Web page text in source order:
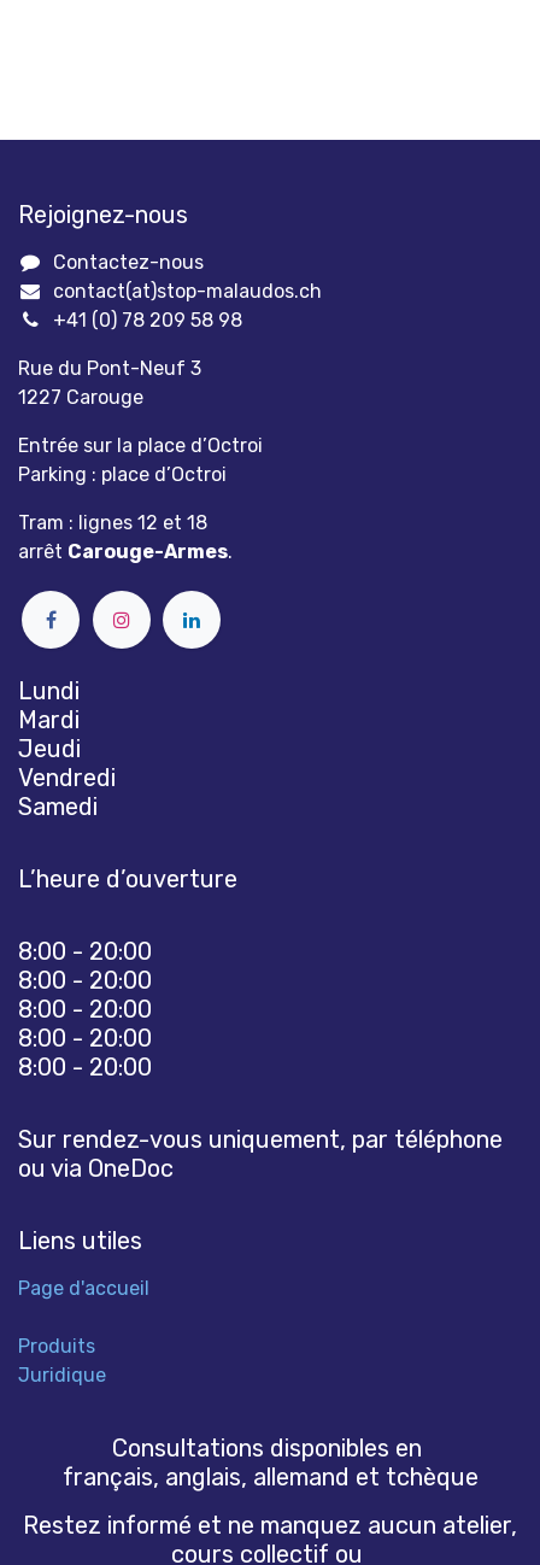
Rejoignez-nous
Contactez-nous
contact(at)stop-malaudos.ch
+41 (0) 78 209 58 98
Rue du Pont-Neuf 3
1227 Carouge
Entrée sur la place d’Octroi
Parking : place d’Octroi
Tram : lignes 12 et 18
arrêt Carouge-Armes.
Lundi
Mardi
Jeudi
Vendredi
Samedi
L’heure d’ouverture
8:00 - 20:00
8:00 - 20:00
8:00 - 20:00
8:00 - 20:00
8:00 - 20:00
Sur rendez-vous uniquement, par téléphone
ou via OneDoc
Liens utiles
Page d'accueil
Produits
Juridique
Consultations disponibles en
français, anglais, allemand et tchèque
Restez informé et ne manquez aucun atelier,
cours collectif ou